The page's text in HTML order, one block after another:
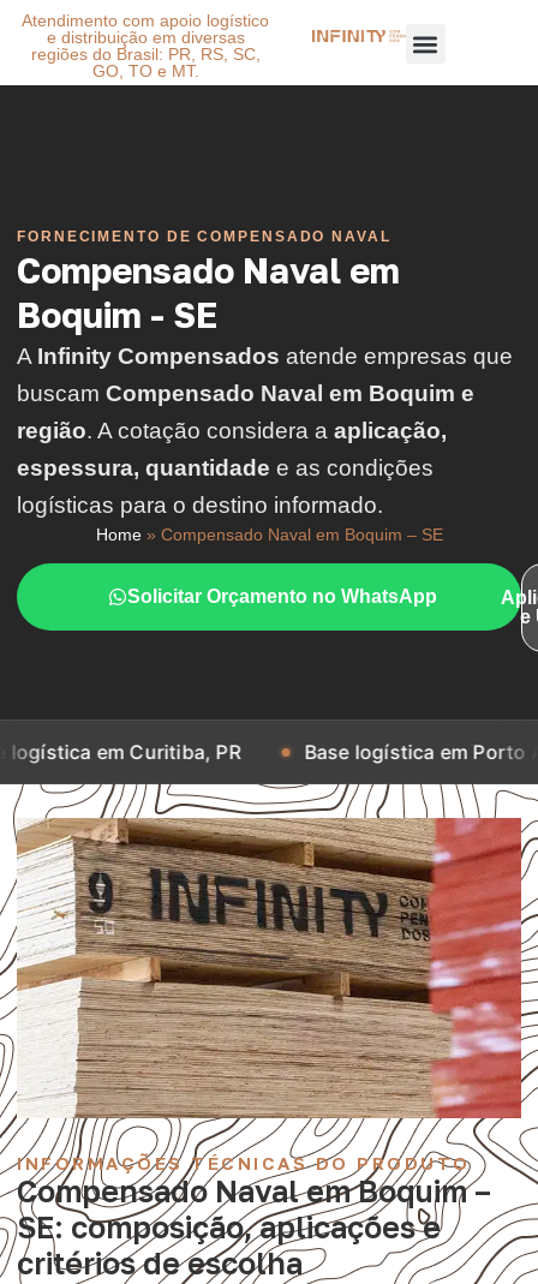
Atendimento com apoio logístico
e distribuição em diversas
regiões do Brasil: PR, RS, SC,
GO, TO e MT.
FORNECIMENTO DE COMPENSADO NAVAL
Compensado Naval em
Boquim - SE
A Infinity Compensados atende empresas que
buscam Compensado Naval em Boquim e
região. A cotação considera a aplicação,
espessura, quantidade e as condições
logísticas para o destino informado.
Home» Compensado Naval em Boquim – SE
Solicitar Orçamento no WhatsApp
e
Curitiba, PR Base logística em Porto Alegre, RS
INFORMAÇÕES TÉCNICAS DO PRODUTO
Compensado Naval em Boquim –
SE: composição, aplicações e
critérios de escolha